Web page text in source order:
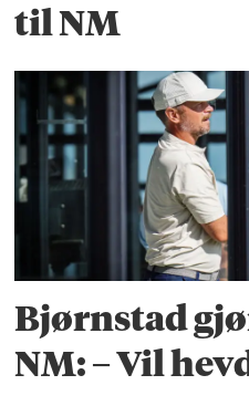
til NM
Bjørnstad
NM: – Vil